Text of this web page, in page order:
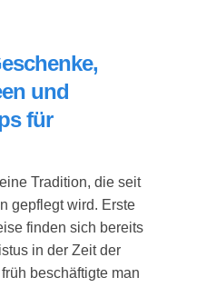
und
für
Tradition, die seit
gepflegt wird. Erste
finden sich bereits
in der Zeit der
beschäftigte man